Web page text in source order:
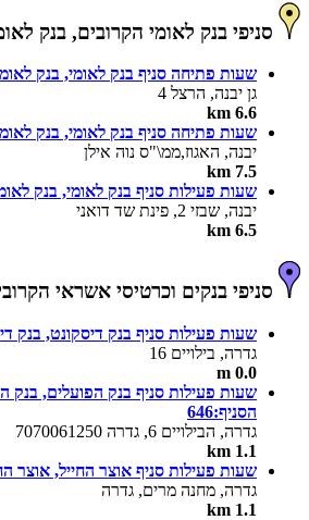
סניפי בנק לאומי הקרובים, בנק
שעות פתיחה סניף בנק לאומי, בנק
גן יבנה, הרצל 4
6.6 km
שעות פתיחה סניף בנק לאומי, בנק
יבנה, האגוז,ממ\"ס נוה אילן
7.5 km
שעות פעילות סניף בנק לאומי, בנק
יבנה, שבזי 2, פינת שד דואני
6.5 km
סניפי בנקים וכרטיסי אשראי
שעות פעילות סניף בנק דיסקונט, בנק
גדרה, בילויים 16
0.0 m
שעות פעילות סניף בנק הפועלים, בנק
הסניף:646
גדרה, הבילויים 6, גדרה 7070061250
1.1 km
שעות פעילות סניף אוצר החייל, אוצר
גדרה, מחנה מרים, גדרה
1.1 km